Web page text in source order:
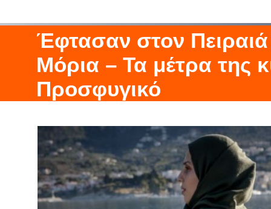
Έφτασαν στον
Μόρια – Τα μέτρα της
Προσφυγικό